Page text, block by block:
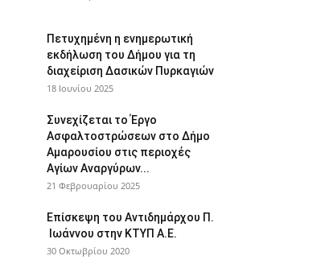
Πετυχημένη η ενημερωτική
εκδήλωση του Δήμου για τη
διαχείριση Δασικών Πυρκαγιών
18 Ιουνίου 2025
Συνεχίζεται το Έργο
Ασφαλτοστρώσεων στο Δήμο
Αμαρουσίου στις περιοχές
Αγίων Αναργύρων...
21 Φεβρουαρίου 2025
Επίσκεψη του Αντιδημάρχου Π.
Ιωάννου στην ΚΤΥΠ Α.Ε.
30 Οκτωβρίου 2020